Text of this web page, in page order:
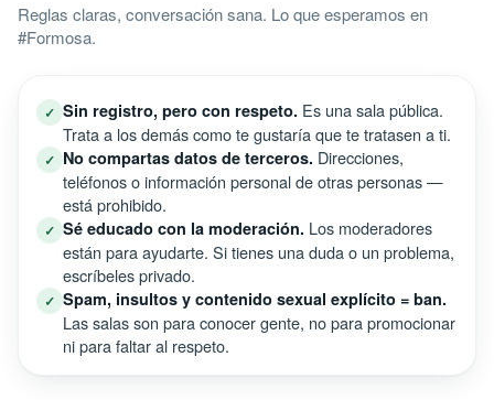
Reglas claras, conversación sana. Lo que esperamos en
#Formosa.
✓ Sin registro, pero con respeto. Es una sala pública.
Trata a los demás como te gustaría que te tratasen a ti.
✓ No compartas datos de terceros. Direcciones,
teléfonos o información personal de otras personas —
está prohibido.
✓ Sé educado con la moderación. Los moderadores
están para ayudarte. Si tienes una duda o un problema,
escríbeles privado.
✓ Spam, insultos y contenido sexual explícito = ban.
Las salas son para conocer gente, no para promocionar
ni para faltar al respeto.